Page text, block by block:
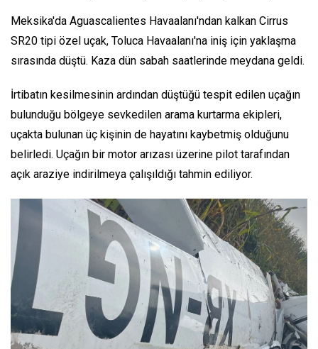
Meksika'da Aguascalientes Havaalanı'ndan kalkan Cirrus
SR20 tipi özel uçak, Toluca Havaalanı'na iniş için yaklaşma
sırasında düştü. Kaza dün sabah saatlerinde meydana geldi.
İrtibatın kesilmesinin ardından düştüğü tespit edilen uçağın
bulunduğu bölgeye sevkedilen arama kurtarma ekipleri,
uçakta bulunan üç kişinin de hayatını kaybetmiş olduğunu
belirledi. Uçağın bir motor arızası üzerine pilot tarafından
açık araziye indirilmeya çalışıldığı tahmin ediliyor.